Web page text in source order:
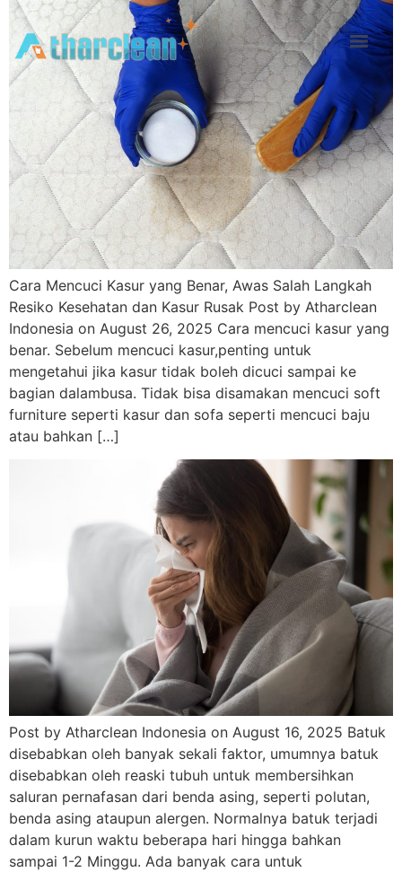
Cara Mencuci Kasur yang Benar, Awas Salah Langkah
Resiko Kesehatan dan Kasur Rusak Post by Atharclean
Indonesia on August 26, 2025 Cara mencuci kasur yang
benar. Sebelum mencuci kasur,penting untuk
mengetahui jika kasur tidak boleh dicuci sampai ke
bagian dalambusa. Tidak bisa disamakan mencuci soft
furniture seperti kasur dan sofa seperti mencuci baju
atau bahkan […]
Post by Atharclean Indonesia on August 16, 2025 Batuk
disebabkan oleh banyak sekali faktor, umumnya batuk
disebabkan oleh reaski tubuh untuk membersihkan
saluran pernafasan dari benda asing, seperti polutan,
benda asing ataupun alergen. Normalnya batuk terjadi
dalam kurun waktu beberapa hari hingga bahkan
sampai 1-2 Minggu. Ada banyak cara untuk